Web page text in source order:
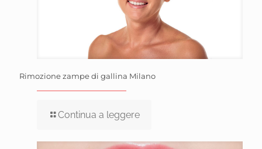
Rimozione zampe di gallina Milano
Continua a leggere